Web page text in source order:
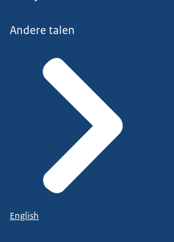
Andere talen
English